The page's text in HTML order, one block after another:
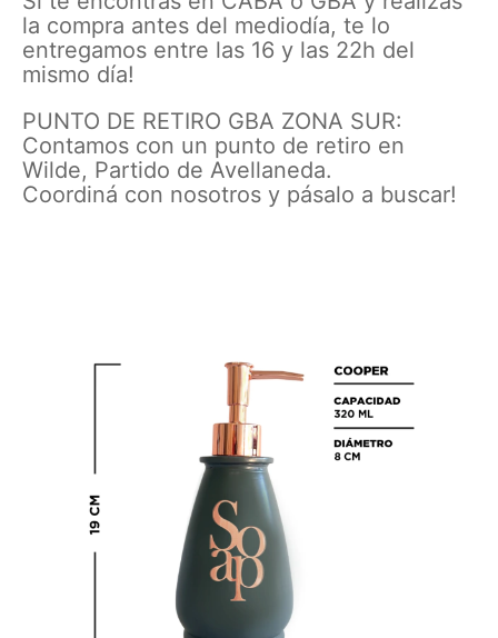
la compra antes del mediodía, te lo
entregamos entre las 16 y las 22h del
mismo día!
PUNTO DE RETIRO GBA ZONA SUR:
Contamos con un punto de retiro en
Wilde, Partido de Avellaneda.
Coordiná con nosotros y pásalo a buscar!